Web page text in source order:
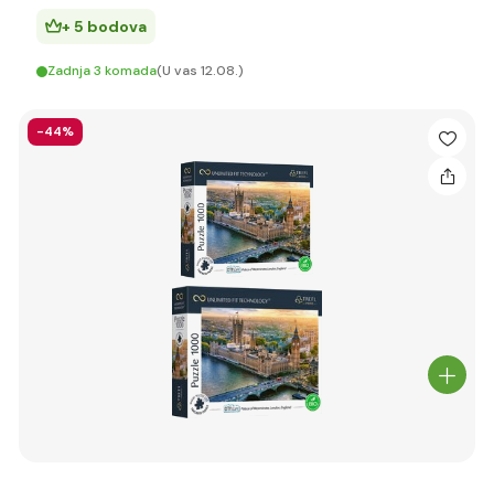
+ 5 bodova
Zadnja 3 komada(U vas 12.08.)
-44%